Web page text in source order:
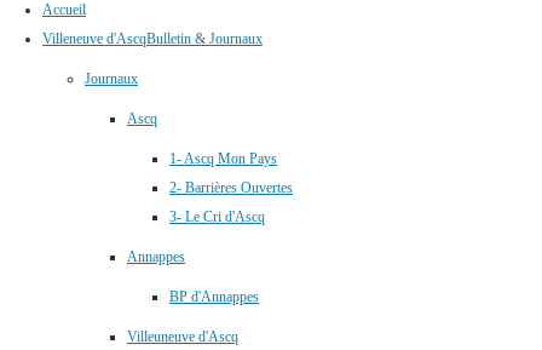
Accueil
Villeneuve d'AscqBulletin & Journaux
Journaux
Ascq
1- Ascq Mon Pays
2- Barrières Ouvertes
3- Le Cri d'Ascq
Annappes
BP d'Annappes
Villeuneuve d'Ascq